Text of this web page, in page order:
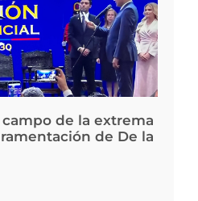
de la extrema
de De la